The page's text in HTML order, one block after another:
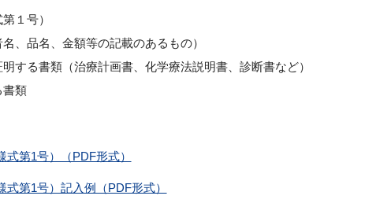
１号）
、品名、金額等の記載のあるもの）
する書類（治療計画書、化学療法説明書、診断書など）
書類
第1号）（PDF形式）
第1号）記入例（PDF形式）